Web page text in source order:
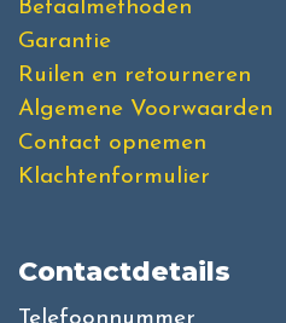
Betaalmethoden
Garantie
Ruilen en retourneren
Algemene Voorwaarden
Contact opnemen
Klachtenformulier
Contactdetails